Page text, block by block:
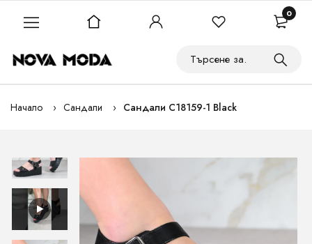
Начало Сандали Сандали C18159-1 Black
0